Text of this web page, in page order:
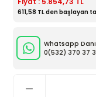
611,58 TL den başlayan
Whatsapp
0(532) 370 37